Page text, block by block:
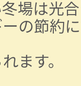
場は光合
の節約に
ます。